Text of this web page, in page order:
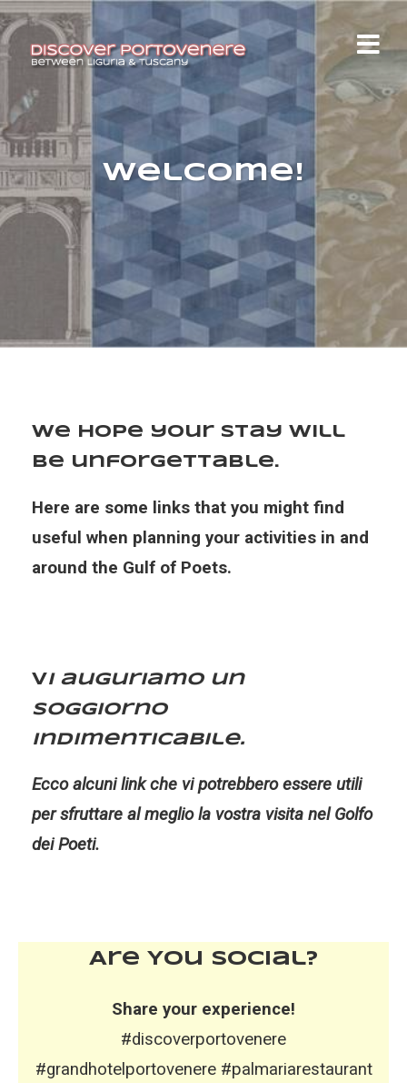
Welcome!
We hope your stay will
be unforgettable.
Here are some links that you might find
useful when planning your activities in and
around the Gulf of Poets.
Vi auguriamo un
soggiorno
indimenticabile.
Ecco alcuni link che vi potrebbero essere utili
per sfruttare al meglio la vostra visita nel Golfo
dei Poeti.
Are You Social?
Share your experience!
#discoverportovenere
#grandhotelportovenere #palmariarestaurant